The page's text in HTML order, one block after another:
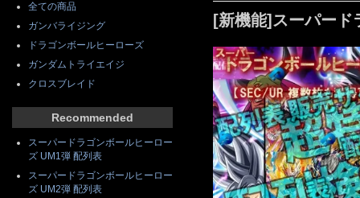
[新機能]スーパード
全ての商品
ガンバライジング
ドラゴンボールヒーローズ
ガンダムトライエイジ
クロスブレイド
Recommended
スーパードラゴンボールヒーロー
ズ UM1弾 配列表
スーパードラゴンボールヒーロー
ズ UM2弾 配列表